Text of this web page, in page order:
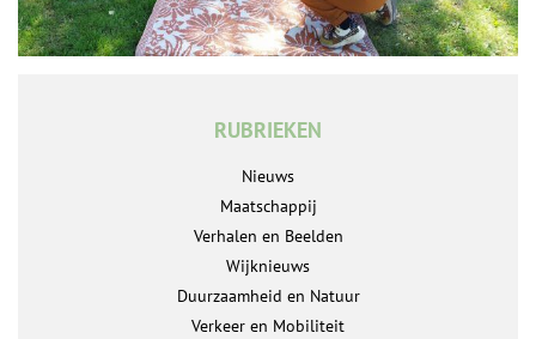
RUBRIEKEN
Nieuws
Maatschappij
Verhalen en Beelden
Wijknieuws
Duurzaamheid en Natuur
Verkeer en Mobiliteit